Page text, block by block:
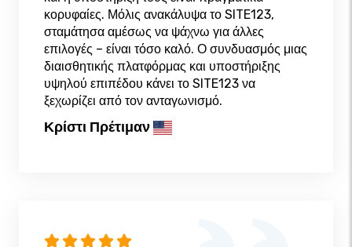
κορυφαίες. Μόλις ανακάλυψα το SITE123,
σταμάτησα αμέσως να ψάχνω για άλλες
επιλογές – είναι τόσο καλό. Ο συνδυασμός μιας
διαισθητικής πλατφόρμας και υποστήριξης
υψηλού επιπέδου κάνει το SITE123 να
ξεχωρίζει από τον ανταγωνισμό.
Κρίστι Πρέτιμαν